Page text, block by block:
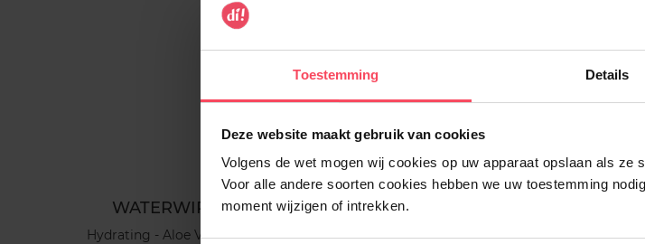
Toestemming Details
Deze website maakt gebruik van cookies
Volgens de wet mogen wij cookies op uw apparaat opslaan als
Voor alle andere soorten cookies hebben we uw toestemming
moment wijzigen of intrekken.
WATERWIPES
Hydrating - Aloe Vera 48st
WATERWIPES
WaterWipes On the go 10st